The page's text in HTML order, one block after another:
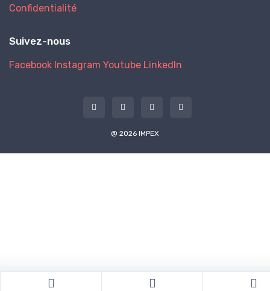
Confidentialité
Suivez-nous
Facebook Instagram Youtube LinkedIn
@ 2026 IMPEX